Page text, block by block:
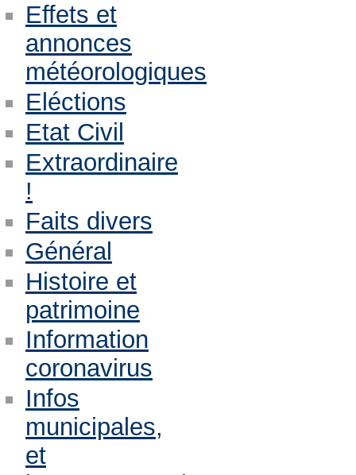
Effets et
annonces
météorologiques
Eléctions
Etat Civil
Extraordinaire
!
Faits divers
Général
Histoire et
patrimoine
Information
coronavirus
Infos
municipales,
et